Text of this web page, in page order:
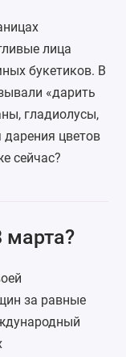
лица
букетиков. В
«дарить
гладиолусы,
цветов
сейчас?
марта?
за равные